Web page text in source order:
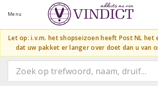
Menu
Let op: i.v.m. het shopseizoen heeft Post NL het
dat uw pakket er langer over doet dan u van